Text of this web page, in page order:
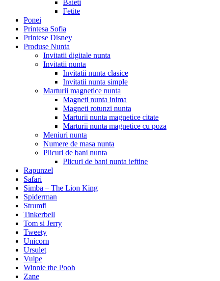
Baieti
Fetite
Ponei
Printesa Sofia
Printese Disney
Produse Nunta
Invitatii digitale nunta
Invitatii nunta
Invitatii nunta clasice
Invitatii nunta simple
Marturii magnetice nunta
Magneti nunta inima
Magneti rotunzi nunta
Marturii nunta magnetice citate
Marturii nunta magnetice cu poza
Meniuri nunta
Numere de masa nunta
Plicuri de bani nunta
Plicuri de bani nunta ieftine
Rapunzel
Safari
Simba – The Lion King
Spiderman
Strumfi
Tinkerbell
Tom si Jerry
Tweety
Unicorn
Ursulet
Vulpe
Winnie the Pooh
Zane